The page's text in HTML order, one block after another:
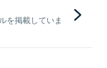
を掲載していま